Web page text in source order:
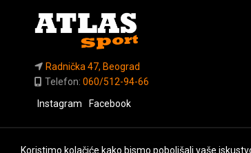
Radnička 47, Beograd
Telefon: 060/512-94-66
Instagram
Facebook
Koristimo kolačiće kako bismo poboljšali vaše